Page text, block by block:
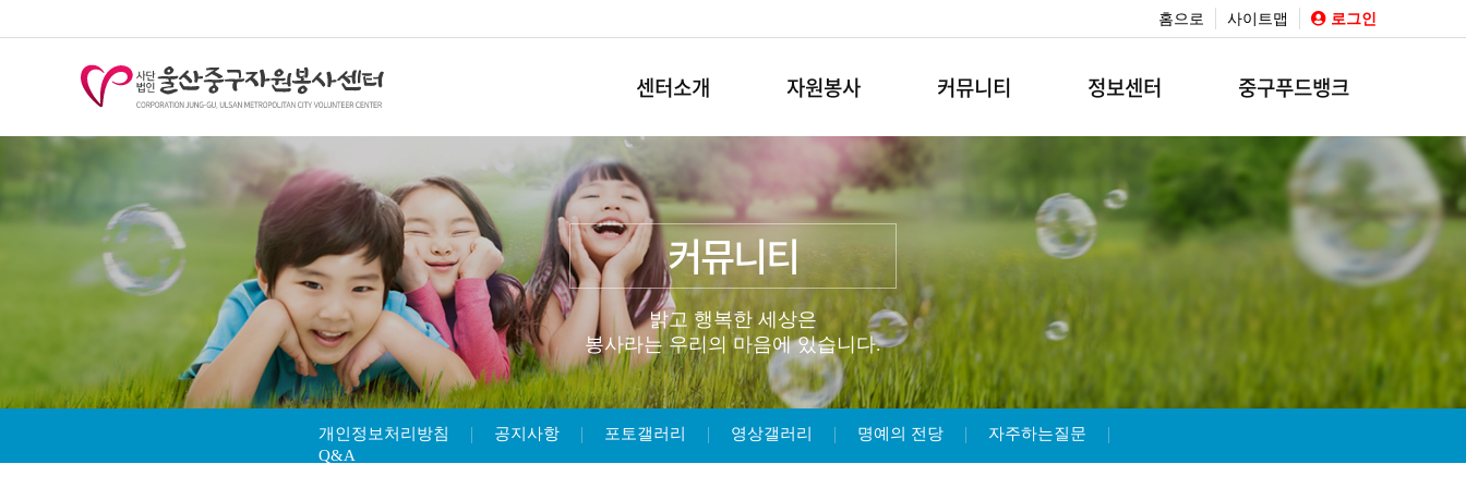
홈으로 사이트맵 로그인
센터소개 자원봉사 커뮤니티 정보센터 중구푸드뱅크
커뮤니티
밝고 행복한 세상은
봉사라는 우리의 마음에 있습니다.
개인정보처리방침 공지사항 포토갤러리 영상갤러리 명예의 전당
자주하는질문
Q&A